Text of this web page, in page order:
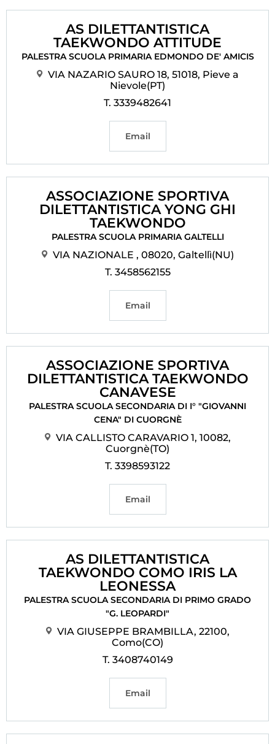
AS DILETTANTISTICA
TAEKWONDO ATTITUDE
PALESTRA SCUOLA PRIMARIA EDMONDO DE' AMICIS
VIA NAZARIO SAURO 18, 51018, Pieve a
Nievole(PT)
T. 3339482641
Email
ASSOCIAZIONE SPORTIVA
DILETTANTISTICA YONG GHI
TAEKWONDO
PALESTRA SCUOLA PRIMARIA GALTELLI
VIA NAZIONALE , 08020, Galtellì(NU)
T. 3458562155
Email
ASSOCIAZIONE SPORTIVA
DILETTANTISTICA TAEKWONDO
CANAVESE
PALESTRA SCUOLA SECONDARIA DI I° "GIOVANNI
CENA" DI CUORGNÈ
VIA CALLISTO CARAVARIO 1, 10082,
Cuorgnè(TO)
T. 3398593122
Email
AS DILETTANTISTICA
TAEKWONDO COMO IRIS LA
LEONESSA
PALESTRA SCUOLA SECONDARIA DI PRIMO GRADO
"G. LEOPARDI"
VIA GIUSEPPE BRAMBILLA, 22100,
Como(CO)
T. 3408740149
Email